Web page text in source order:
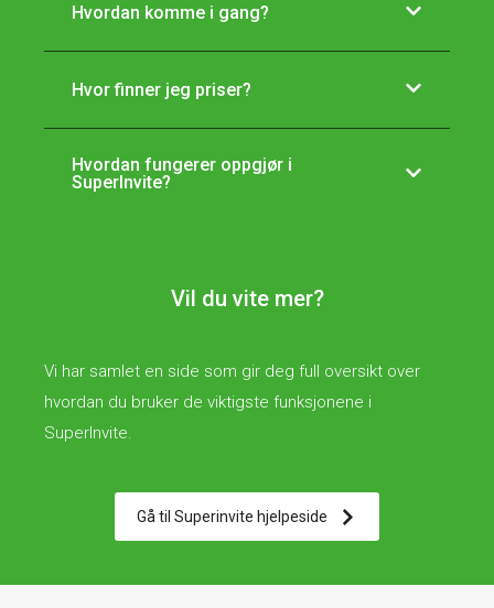
Vil du vite mer?
Vi har samlet en side som gir deg full oversikt over
hvordan du bruker de viktigste funksjonene i
SuperInvite.
Gå til Superinvite hjelpeside
Hvordan komme i gang?
Hvor finner jeg priser?
Hvordan fungerer oppgjør i
SuperInvite?